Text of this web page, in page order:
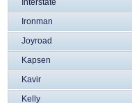
Interstate
Ironman
Joyroad
Kapsen
Kavir
Kelly